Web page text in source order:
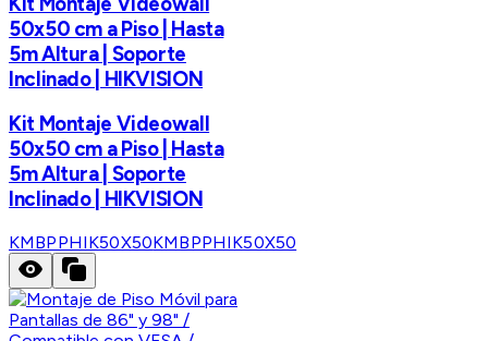
50x50 cm a Piso | Hasta
5m Altura | Soporte
Inclinado | HIKVISION
Kit Montaje Videowall
50x50 cm a Piso | Hasta
5m Altura | Soporte
Inclinado | HIKVISION
KMBPPHIK50X50KMBPPHIK50X50